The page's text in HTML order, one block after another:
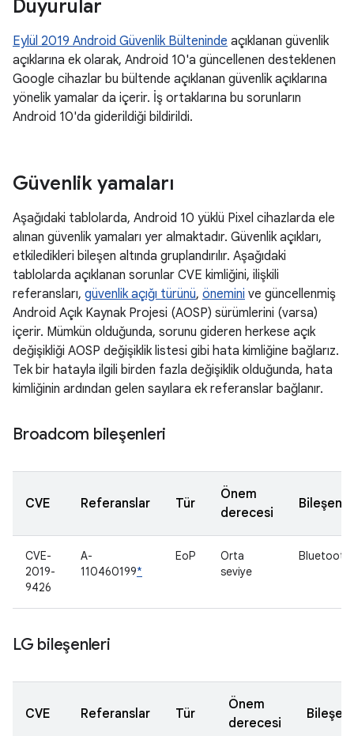
Duyurular
Eylül 2019 Android Güvenlik Bülteninde açıklanan güvenlik
açıklarına ek olarak, Android 10'a güncellenen desteklenen
Google cihazlar bu bültende açıklanan güvenlik açıklarına
yönelik yamalar da içerir. İş ortaklarına bu sorunların
Android 10'da giderildiği bildirildi.
Güvenlik yamaları
Aşağıdaki tablolarda, Android 10 yüklü Pixel cihazlarda ele
alınan güvenlik yamaları yer almaktadır. Güvenlik açıkları,
etkiledikleri bileşen altında gruplandırılır. Aşağıdaki
tablolarda açıklanan sorunlar CVE kimliğini, ilişkili
referansları, güvenlik açığı türünü, önemini ve güncellenmiş
Android Açık Kaynak Projesi (AOSP) sürümlerini (varsa)
içerir. Mümkün olduğunda, sorunu gideren herkese açık
değişikliği AOSP değişiklik listesi gibi hata kimliğine bağlarız.
Tek bir hatayla ilgili birden fazla değişiklik olduğunda, hata
kimliğinin ardından gelen sayılara ek referanslar bağlanır.
Broadcom bileşenleri
CVE Referanslar Tür
Önem
derecesi
Bileşen
CVE-
2019-
9426
A-
110460199*
EoP
Orta
seviye
Bluetooth
LG bileşenleri
CVE Referanslar Tür
Önem
derecesi
Bileşen